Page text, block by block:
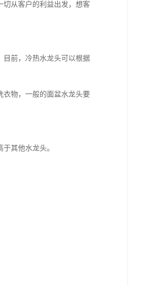
切从客户的利益出发，想客
目前，冷热水龙头可以根据
衣物，一般的面盆水龙头要
其他水龙头。